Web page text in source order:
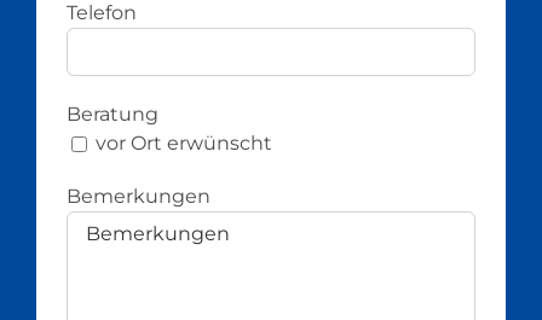
Telefon
Beratung
vor Ort erwünscht
Bemerkungen